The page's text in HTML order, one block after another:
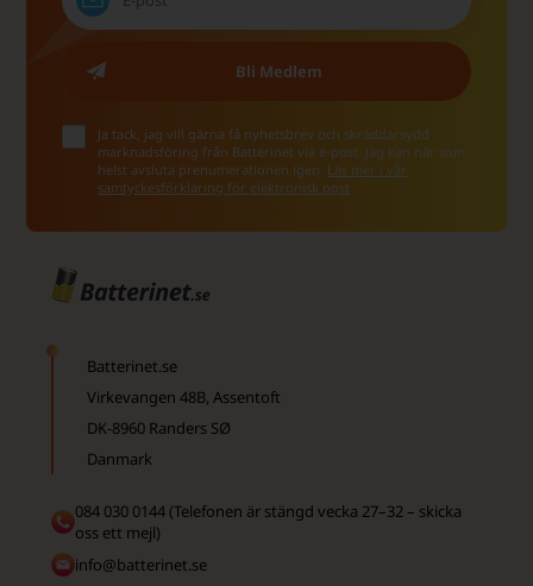
Ja tack, jag vill gärna få nyhetsbrev och skräddarsydd
marknadsföring från Batterinet via e-post. Jag kan när som
helst avsluta prenumerationen igen. Läs mer i vår
samtyckesförklaring för elektronisk post
Batterinet.se
Virkevangen 48B, Assentoft
DK-8960 Randers SØ
Danmark
084 030 0144 (Telefonen är stängd vecka 27–32 – skicka
oss ett mejl)
info@batterinet.se